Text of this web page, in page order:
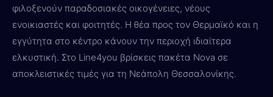
φιλοξενούν παραδοσιακές οικογένειες, νέους
ενοικιαστές και φοιτητές. Η θέα προς τον Θερμαϊκό και η
εγγύτητα στο κέντρο κάνουν την περιοχή ιδιαίτερα
ελκυστική. Στο Line4you βρίσκεις πακέτα Nova σε
αποκλειστικές τιμές για τη Νεάπολη Θεσσαλονίκης.